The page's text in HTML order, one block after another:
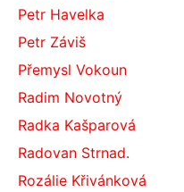
Petr Havelka
Petr Záviš
Přemysl Vokoun
Radim Novotný
Radka Kašparová
Radovan Strnad.
Rozálie Křivánková